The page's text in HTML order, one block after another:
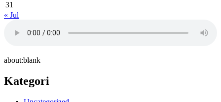
31
« Jul
about:blank
Kategori